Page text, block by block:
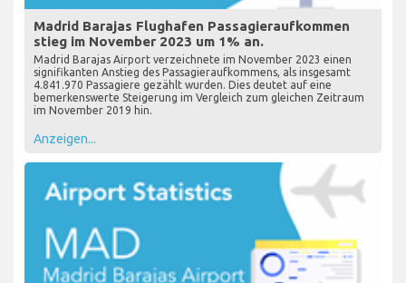
Madrid Barajas Flughafen Passagieraufkommen
stieg im November 2023 um 1% an.
Madrid Barajas Airport verzeichnete im November 2023 einen
signifikanten Anstieg des Passagieraufkommens, als insgesamt
4.841.970 Passagiere gezählt wurden. Dies deutet auf eine
bemerkenswerte Steigerung im Vergleich zum gleichen Zeitraum
im November 2019 hin.
Anzeigen...